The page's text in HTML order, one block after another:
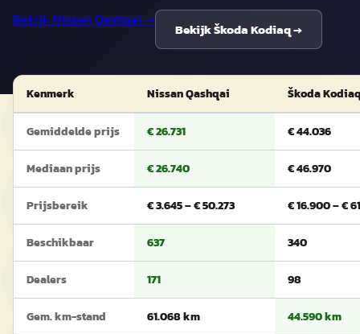
Bekijk Nissan Qashqai →
BekijkŠkoda Kodiaq→
Kenmerk Nissan Qashqai Škoda
Gemiddelde prijs € 26.731 € 44.036
Mediaan prijs € 26.740 € 46.970
Prijsbereik € 3.645 – € 50.273 € 16.900 – €
Beschikbaar 637 340
Dealers 171 98
Gem. km-stand 61.068 km 44.590 km